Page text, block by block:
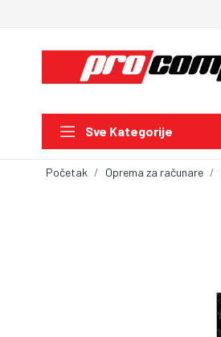
Sve Kategorije
Početak Oprema za računare